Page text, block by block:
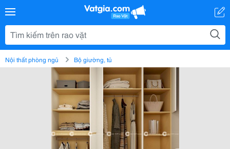
Nội thất phòng ngủ Bộ giường, tủ